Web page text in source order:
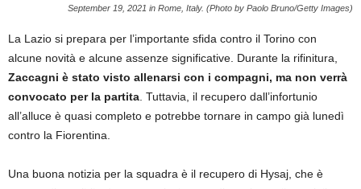
September 19, 2021 in Rome, Italy. (Photo by Paolo Bruno/Getty Images)
La Lazio si prepara per l’importante sfida contro il Torino con
alcune novità e alcune assenze significative. Durante la rifinitura,
Zaccagni è stato visto allenarsi con i compagni, ma non verrà
convocato per la partita . Tuttavia, il recupero dall’infortunio
all’alluce è quasi completo e potrebbe tornare in campo già lunedì
contro la Fiorentina.
Una buona notizia per la squadra è il recupero di Hysaj, che è